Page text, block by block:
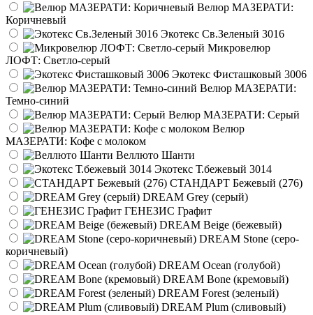
Велюр МАЗЕРАТИ:
Коричневый
Экотекс Св.Зеленый 3016
Микровелюр
ЛОФТ: Светло-серый
Экотекс Фисташковый 3006
Велюр МАЗЕРАТИ:
Темно-синий
Велюр МАЗЕРАТИ: Серый
Велюр
МАЗЕРАТИ: Кофе с молоком
Веллюто Шанти
Экотекс Т.бежевый 3014
СТАНДАРТ Бежевый (276)
DREAM Grey (серый)
ГЕНЕЗИС Графит
DREAM Beige (бежевый)
DREAM Stone (серо-
коричневый)
DREAM Ocean (голубой)
DREAM Bone (кремовый)
DREAM Forest (зеленый)
DREAM Plum (сливовый)